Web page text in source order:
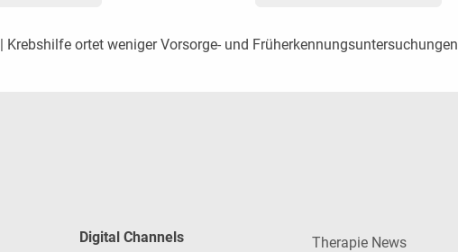
| Krebshilfe ortet weniger Vorsorge- und Früherkennungsuntersuchungen
Digital Channels
Therapie News